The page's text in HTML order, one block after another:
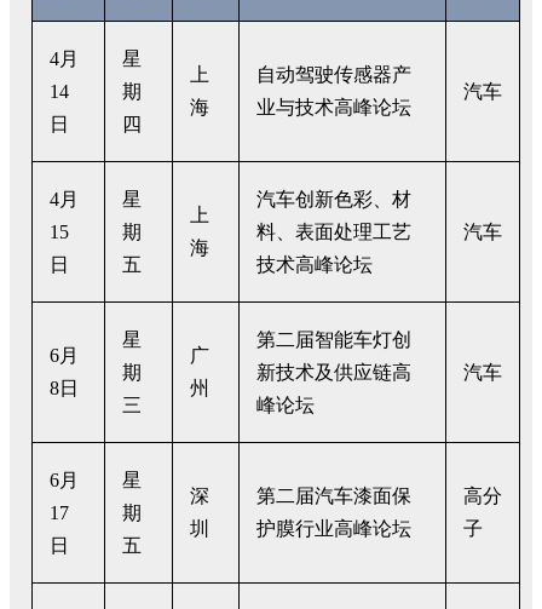
4月
14
日
星
期
四
上
海
自动驾驶传感器产
业与技术高峰论坛
汽车
4月
15
日
星
期
五
上
海
汽车创新色彩、材
料、表面处理工艺
技术高峰论坛
汽车
6月
8日
星
期
三
广
州
第二届智能车灯创
新技术及供应链高
峰论坛
汽车
6月
17
日
星
期
五
深
圳
第二届汽车漆面保
护膜行业高峰论坛
高分
子